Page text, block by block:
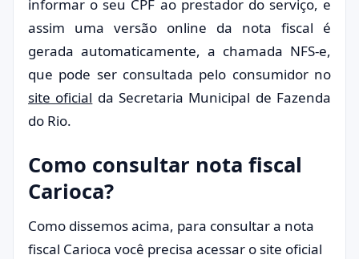
informar o seu CPF ao prestador do serviço, e
assim uma versão online da nota fiscal é
gerada automaticamente, a chamada NFS-e,
que pode ser consultada pelo consumidor no
site oficial da Secretaria Municipal de Fazenda
do Rio.
Como consultar nota fiscal
Carioca?
Como dissemos acima, para consultar a nota
fiscal Carioca você precisa acessar o site oficial